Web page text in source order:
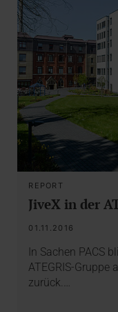
REPORT
JiveX in der
01.11.2016
In Sachen PACS
ATEGRIS-Gruppe
zurück.…